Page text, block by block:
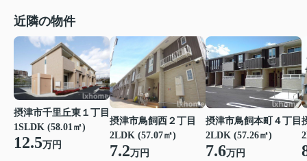
近隣の物件
摂津市千里丘東１丁目
1SLDK (58.01㎡)
12.5万円
摂津市鳥飼西２丁目
2LDK (57.07㎡)
7.2万円
摂津市鳥飼本町４丁目
2LDK (57.26㎡)
7.6万円